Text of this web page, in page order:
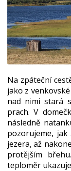
Na zpáteční
jako z
nad nimi stará
prach. V
následně
pozorujeme, jak
jezera, až
protějším
teploměr